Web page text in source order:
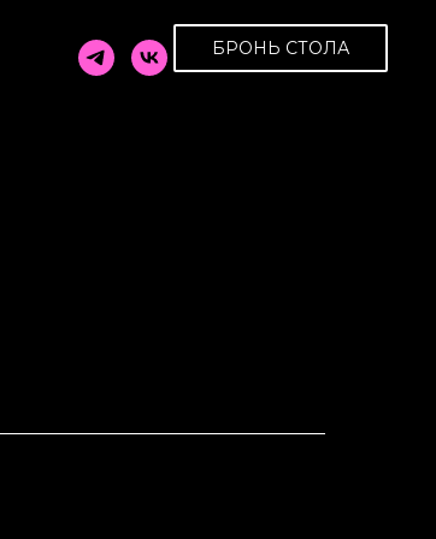
БРОНЬ СТОЛА